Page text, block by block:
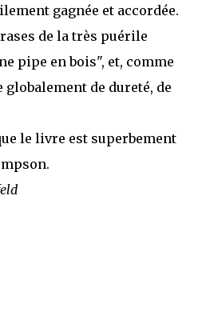
gagnée et accordée.
de la très puérile
pipe en bois", et, comme
de dureté, de
le livre est superbement